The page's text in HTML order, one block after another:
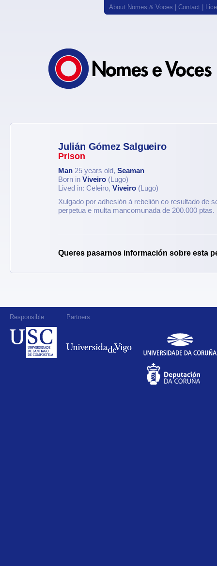
About Nomes & Voces Contact
Julián Gómez Salgueiro
Prison
Man 25 years old, Seaman
Born in Viveiro (Lugo)
Lived in: Celeiro, Viveiro (Lugo)
Xulgado por adhesión á rebelión co resultado de
perpetua e multa mancomunada de 200.000 ptas.
Queres pasarnos información sobre esta
Responsible Partners